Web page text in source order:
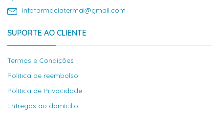
infofarmaciatermal@gmail.com
SUPORTE AO CLIENTE
Termos e Condições
Politica de reembolso
Política de Privacidade
Entregas ao domícilio